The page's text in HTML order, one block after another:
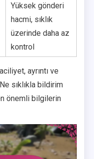
Yüksek gönderi
hacmi, sıklık
üzerinde daha az
kontrol
ayrıntı ve
sıklıkla bildirim
önemli bilgilerin